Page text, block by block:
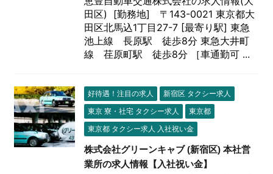
田区) [勤務地] 〒143-0021 東京都大
田区北馬込1丁目27-7 [最寄り駅] 東急
池上線 長原駅 徒歩8分 東急大井町
線 荏原町駅 徒歩8分 ［車通勤可 ...
好待遇！注目の求人
新宿区 タクシー求人
東京 寮・社宅 タクシー求人
東京都
東京都 タクシー求人 入社祝い金
株式会社グリーンキャブ (新宿区) 本社営
業所の求人情報【入社祝い金】